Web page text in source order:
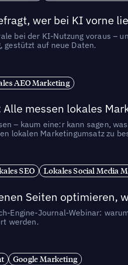
wer bei KI vorne
bei der KI-Nutzung voraus –
gestützt auf neue Daten.
AEO Marketing
Alle messen lokales
– kaum eine:r kann sagen,
lokalen Marketingumsatz zu
SEO Lokales Social Media
Seiten optimieren,
Engine-Journal-Webinar:
werden.
Google Marketing